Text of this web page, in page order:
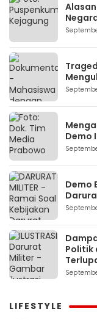
Demo
Demo
Politik
LIFESTYLE